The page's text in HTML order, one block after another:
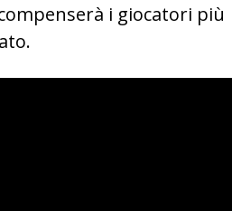
i giocatori più